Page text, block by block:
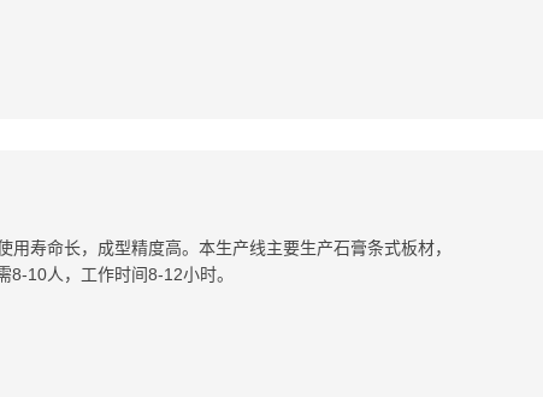
寿命长，成型精度高。本生产线主要生产石膏条式板材，
10人，工作时间8-12小时。